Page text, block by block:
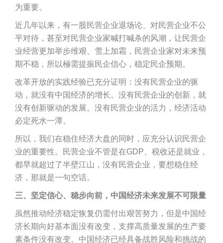
为重要。
近几年以来，有一股民营企业退场论、对民营企业不公
平对待，甚至对民营企业家喊打喊杀的风潮，让民营企
业经营更加举步维艰、雪上加霜，民营企业家对未来预
期不稳，所以極需提振民企信心，稳定民企预期。
改革开放的实践经验已充分证明：没有民营企业的驱
动，就没有中国经济的增长。没有民营企业的创新，就
没有创新驱动的发展。没有民营企业的活力，经济活动
必定死水一潭。
所以，我们在稳住经济大盘的同时，应充分认识民营企
业的重要性。民营企业不管是在GDP、税收还是就业，
都早就超过了半壁江山，没有民营企业，要想稳住经
济，那就是一句空话。
三、坚定信心、稳步向前，中国经济未来发展不可限量
虽然推动经济稳定恢复仍需付出艰苦努力，但是中国经
济长期向好基本面没有改变，支撑高质量发展的生产要
素条件没有改变。中国经济已经具备战胜风险和挑战的